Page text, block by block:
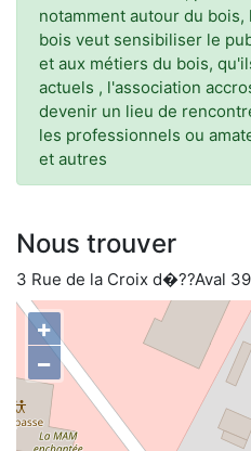
notamment autour du
bois veut sensibiliser le
et aux métiers du bois,
actuels , l'association
devenir un lieu de
les professionnels ou
et autres
Nous trouver
3 Rue de la Croix d�??Aval
+
−